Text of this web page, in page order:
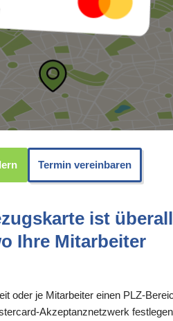
Termin vereinbaren
ist überall
Ihre Mitarbeiter
oder je Mitarbeiter einen PLZ-
Akzeptanznetzwerk